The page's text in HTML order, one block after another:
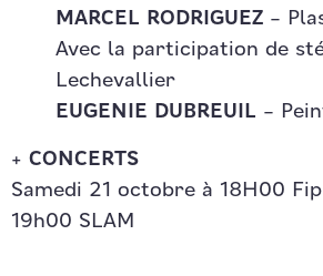
MARCEL RODRIGUEZ –
Avec la participation de
Lechevallier
EUGENIE DUBREUIL –
+ CONCERTS
Samedi 21 octobre à 18H00
19h00 SLAM